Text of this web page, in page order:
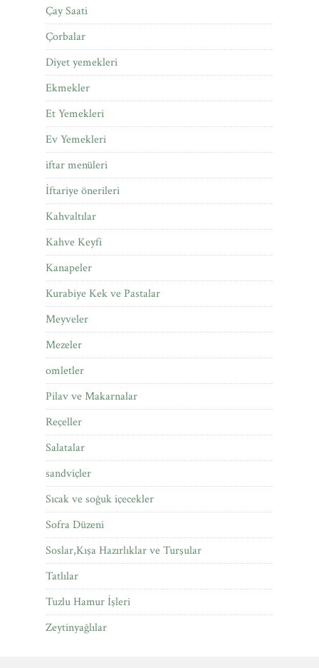
Çay Saati
Çorbalar
Diyet yemekleri
Ekmekler
Et Yemekleri
Ev Yemekleri
iftar menüleri
İftariye önerileri
Kahvaltılar
Kahve Keyfi
Kanapeler
Kurabiye Kek ve Pastalar
Meyveler
Mezeler
omletler
Pilav ve Makarnalar
Reçeller
Salatalar
sandviçler
Sıcak ve soğuk içecekler
Sofra Düzeni
Soslar,Kışa Hazırlıklar ve Turşular
Tatlılar
Tuzlu Hamur İşleri
Zeytinyağlılar